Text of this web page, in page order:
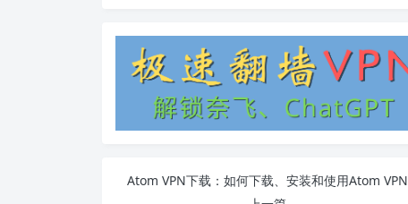
Atom VPN下载：如何下载、安装和使用Atom VPN